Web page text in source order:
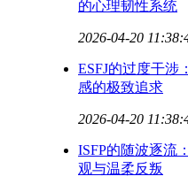
的心理韧性系统
2026-04-20
ESFJ的过度干涉
感的极致追求
2026-04-20
ISFP的随波逐流
观与温柔反叛